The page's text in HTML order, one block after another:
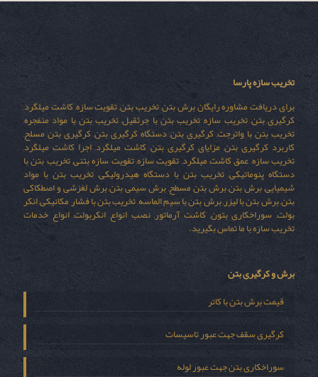
تخریب سازه پارسا
برای دریافت مشاوره رایگان برش بتن, تخریب بتن, تقویت سازه, کاشت میلگرد,
کرگیری بتن, تخریب سازه, تخریب بتن با جرثقیل, تخریب بتن با مواد منفجره,
تخریب بتن با واترجت, کرگیری بتن, دستگاه کرگیری بتن, کرگیری بتن مسلح,
کاربرد کرگیری بتن, مزایای کرگیری بتن, کاشت میلگرد, اجرا کاشت میلگرد,
تخریب سازه, عمق کاشت میلگرد, تقویت سازه, تقویت سازه بتنی, تخریب بتن با
دستگاه پنوماتیکی, تخریب بتن با دستگاه هیدرولیکی, تخریب بتن با مواد
شیمیایی, برش بتن, برش بتن مسطح, برش سیمی بتن, برش لغزشی و اصطکاکی
بتن, برش بتن با لیزر, برش بتن با سیم الماسه, تخریب بتن با فشار مکانیکی, انکر
بولت, سوراخکاری بتون, کاشت آرماتور, نصب انواع انکربولت, انواع خدمات
تخریب سازه با ما تماس بگیرید.
برش و کرگیری بتن
قیمت برش بتن با کاتر
کرگیری سقف جهت عبور تاسیسات
سوراخکاری بتن جهت عبور لوله